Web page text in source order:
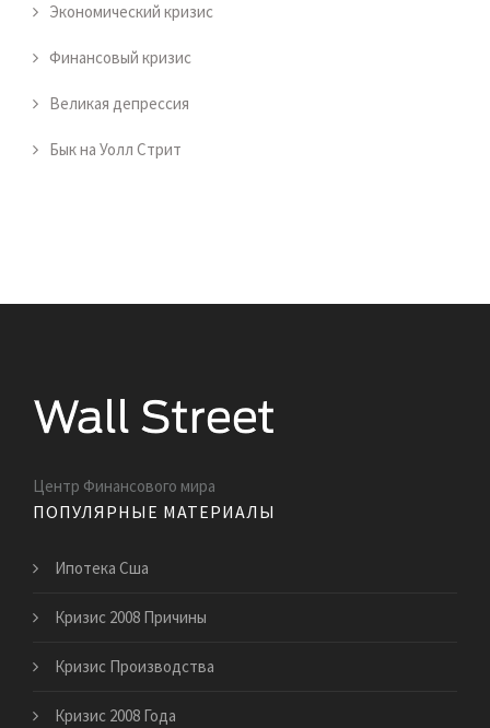
Экономический кризис
Финансовый кризис
Великая депрессия
Бык на Уолл Стрит
Центр Финансового мира
ПОПУЛЯРНЫЕ МАТЕРИАЛЫ
Ипотека Сша
Кризис 2008 Причины
Кризис Производства
Кризис 2008 Года